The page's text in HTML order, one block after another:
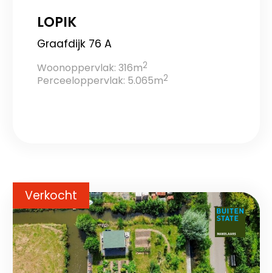
LOPIK
Graafdijk 76 A
Woonoppervlak: 316m2
Perceeloppervlak: 5.065m2
Verkocht